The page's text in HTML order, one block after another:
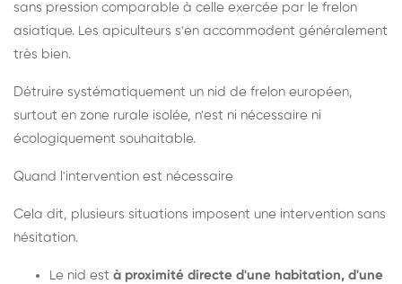
sans pression comparable à celle exercée par le frelon
asiatique. Les apiculteurs s'en accommodent généralement
très bien.
Détruire systématiquement un nid de frelon européen,
surtout en zone rurale isolée, n'est ni nécessaire ni
écologiquement souhaitable.
Quand l'intervention est nécessaire
Cela dit, plusieurs situations imposent une intervention sans
hésitation.
Le nid est à proximité directe d'une habitation, d'une